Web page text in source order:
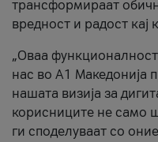
трансформираат
вредност и радост кај
„Оваа
нас во А1 Македонија
нашата визија за
корисниците не само
ги споделуваат со